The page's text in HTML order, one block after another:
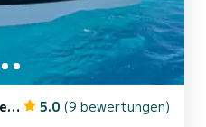
Quicksilver Activ 855 Weekend 5.0 (9 bewertungen)